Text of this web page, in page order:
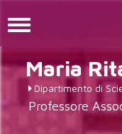
al
contenuto
principale
Toggle
Maria
Dipartimento di
Professore